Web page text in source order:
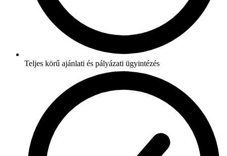
Teljes körű ajánlati és pályázati ügyintézés